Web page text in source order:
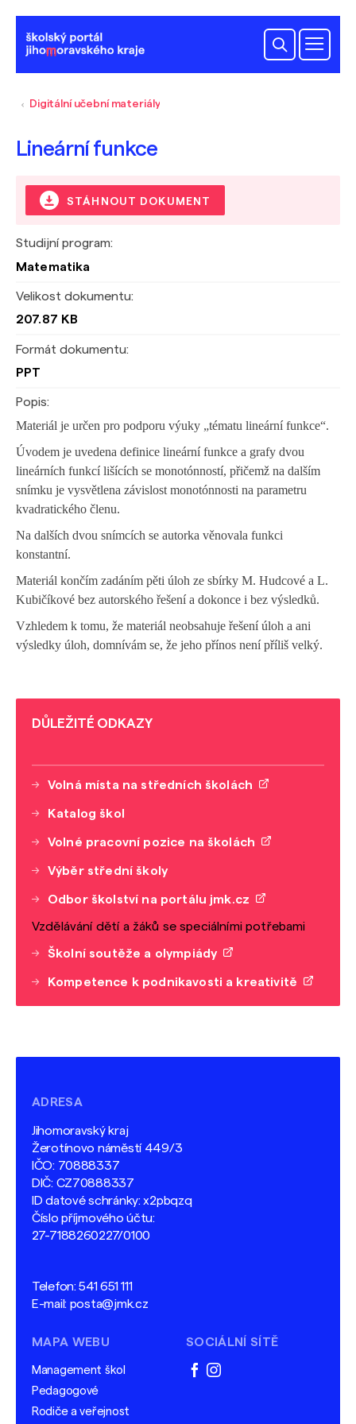
Digitální učební materiály
Lineární funkce
STÁHNOUT DOKUMENT
Studijní program:
Matematika
Velikost dokumentu:
207.87 KB
Formát dokumentu:
PPT
Popis:
Materiál je určen pro podporu výuky „tématu lineární funkce“.
Úvodem je uvedena definice lineární funkce a grafy dvou
lineárních funkcí lišících se monotónností, přičemž na dalším
snímku je vysvětlena závislost monotónnosti na parametru
kvadratického členu.
Na dalších dvou snímcích se autorka věnovala funkci
konstantní.
Materiál končím zadáním pěti úloh ze sbírky M. Hudcové a L.
Kubičíkové bez autorského řešení a dokonce i bez výsledků.
Vzhledem k tomu, že materiál neobsahuje řešení úloh a ani
výsledky úloh, domnívám se, že jeho přínos není příliš velký.
DŮLEŽITÉ ODKAZY
Volná místa na středních školách
Katalog škol
Volné pracovní pozice na školách
Výběr střední školy
Odbor školství na portálu jmk.cz
Vzdělávání dětí a žáků se speciálními potřebami
Školní soutěže a olympiády
Kompetence k podnikavosti a kreativitě
ADRESA
Jihomoravský kraj
Žerotínovo náměstí 449/3
IČO: 70888337
DIČ: CZ70888337
ID datové schránky: x2pbqzq
Číslo příjmového účtu:
27-7188260227/0100
Telefon:541 651 111
E-mail: posta@jmk.cz
MAPA WEBU
Management škol
Pedagogové
Rodiče a veřejnost
SOCIÁLNÍ SÍTĚ
facebook
instagram